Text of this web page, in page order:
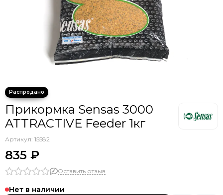
Прикормка Sensas 3000
ATTRACTIVE Feeder 1кг
Артикул: 15582
835 ₽
Оставить отзыв
Нет в наличии